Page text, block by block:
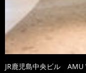
JR鹿児島中央ビル AMU